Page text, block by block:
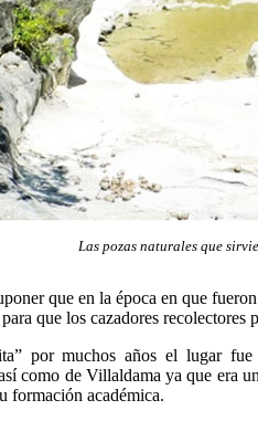
Las pozas naturales que
que en la época en que
que los cazadores
por muchos años el lugar fue
como de Villaldama ya que era
formación académica.